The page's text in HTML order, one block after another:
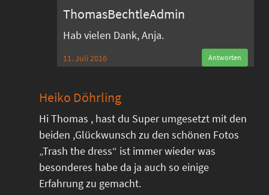
ThomasBechtleAdmin
Hab vielen Dank, Anja.
11. Juli 2016 Antworten
Heiko Döhrling
Hi Thomas , hast du Super umgesetzt mit den
beiden ,Glückwunsch zu den schönen Fotos
„Trash the dress“ ist immer wieder was
besonderes habe da ja auch so einige
Erfahrung zu gemacht.